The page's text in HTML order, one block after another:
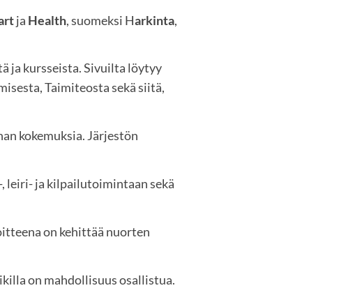
ja Health, suomeksi Harkinta,
ja kursseista. Sivuilta löytyy
Taimiteosta sekä siitä,
kokemuksia. Järjestön
leiri- ja kilpailutoimintaan sekä
on kehittää nuorten
on mahdollisuus osallistua.